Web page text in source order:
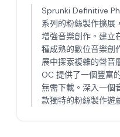
Sprunki Definitive
系列的粉絲製作擴展
增強音樂創作。建立
種成熟的數位音樂創
展中探索複雜的聲音
OC 提供了一個豐富
無需下載。深入一個
款獨特的粉絲製作遊